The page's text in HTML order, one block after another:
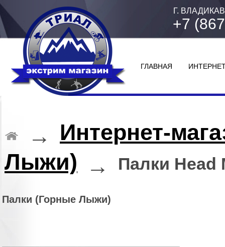
Г.
+7
ГЛАВНАЯ
→ Интернет-
Лыжи) → Палки Head
Палки (Горные Лыжи)